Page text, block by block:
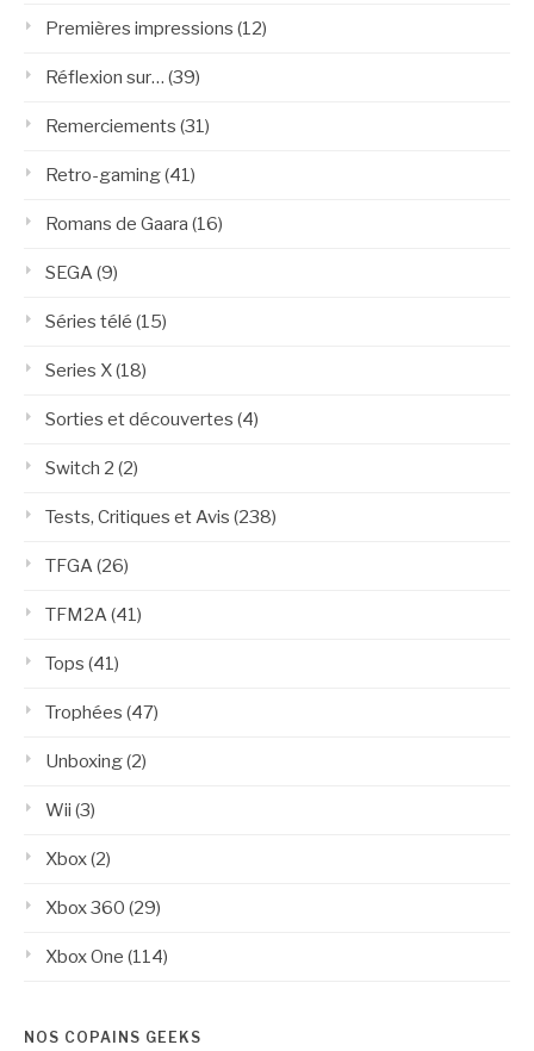
Premières impressions (12)
Réflexion sur… (39)
Remerciements (31)
Retro-gaming(41)
Romans de Gaara (16)
SEGA(9)
Séries télé (15)
Series X(18)
Sorties et découvertes (4)
Switch 2 (2)
Tests, Critiques et Avis (238)
TFGA(26)
TFM2A(41)
Tops (41)
Trophées (47)
Unboxing(2)
Wii (3)
Xbox(2)
Xbox 360 (29)
Xbox One (114)
NOS COPAINS GEEKS